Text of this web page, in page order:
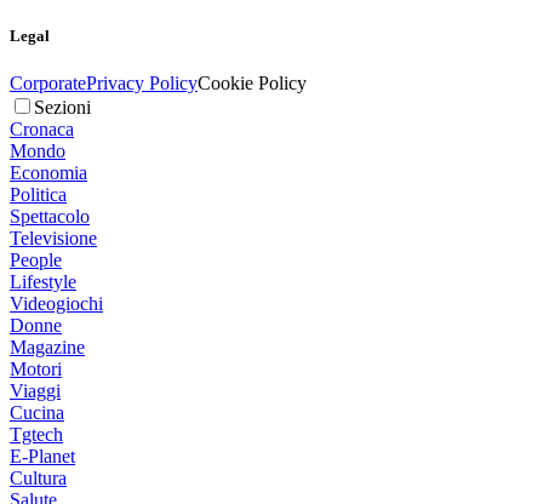
Legal
CorporatePrivacy PolicyCookie Policy
Sezioni
Cronaca
Mondo
Economia
Politica
Spettacolo
Televisione
People
Lifestyle
Videogiochi
Donne
Magazine
Motori
Viaggi
Cucina
Tgtech
E-Planet
Cultura